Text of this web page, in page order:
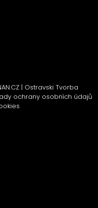
| Ostravski Tvorba
ochrany osobních údajů